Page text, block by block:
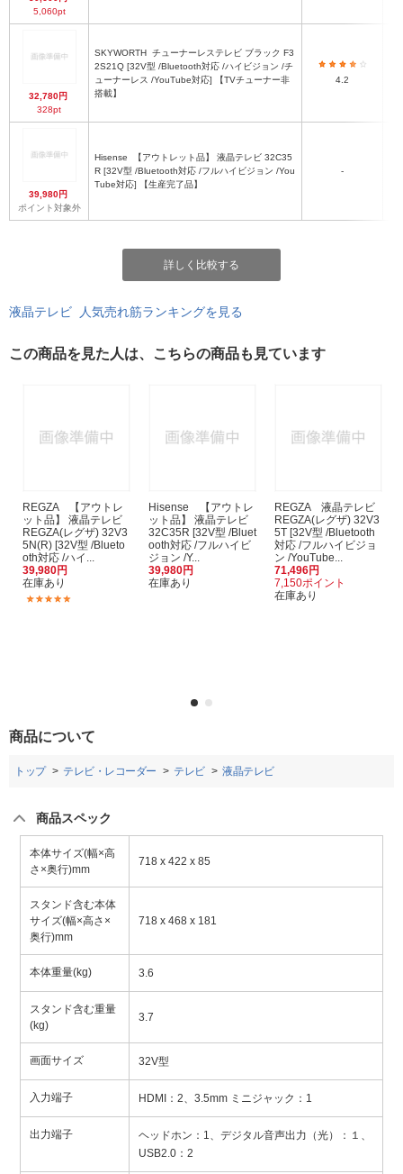
5,060pt
32,780円
328pt
SKYWORTH
2S21Q [32V型 /Bluetooth対応 /ハイビジョン /チ
ューナーレス /YouTube対応] 【TVチューナー非
搭載】
4.2
39,980円
ポイント対象外
Hisense
R [32V型 /Bluetooth対応 /フルハイビジョン /You
Tube対応] 【生産完了品】
-
詳しく比較する
液晶テレビ 人気売れ筋ランキングを見る
この商品を見た人は、こちらの商品も見ています
REGZA 【アウトレ
ット品】 液晶テレビ
REGZA(レグザ) 32V3
5N(R) [32V型 /Blueto
oth対応 /ハイ...
39,980円
在庫あり
Hisense 【アウトレ
ット品】 液晶テレビ
32C35R [32V型 /Bluet
ooth対応 /フルハイビ
ジョン /Y...
39,980円
在庫あり
REGZA 液晶テレビ
REGZA(レグザ) 32V3
5T [32V型 /Bluetooth
対応 /フルハイビジョ
ン /YouTube...
71,496円
7,150ポイント
在庫あり
商品について
トップ テレビ・レコーダー テレビ 液晶テレビ
商品スペック
本体サイズ(幅×高
さ×奥行)mm
718 x 422 x 85
スタンド含む本体
サイズ(幅×高さ×
奥行)mm
718 x 468 x 181
本体重量(kg) 3.6
スタンド含む重量
(kg)
3.7
画面サイズ 32V型
入力端子 HDMI：2、3.5mm ミニジャック：1
出力端子
ヘッドホン：1、デジタル音声出力（光）：１、
USB2.0：2